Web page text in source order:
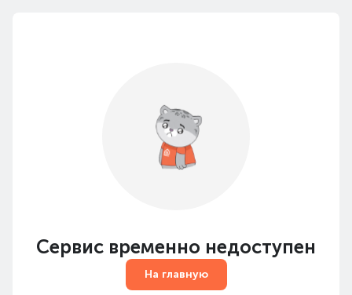
Сервис временно недоступен
На главную